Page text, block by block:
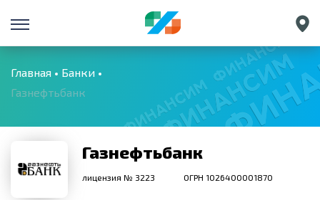
Санкт-Петербург
Екатеринбург
Краснодар
Нижний Новгород
Главная
Банки
Газнефтьбанк
Газнефтьбанк
лицензия № 3223 ОГРН 1026400001870